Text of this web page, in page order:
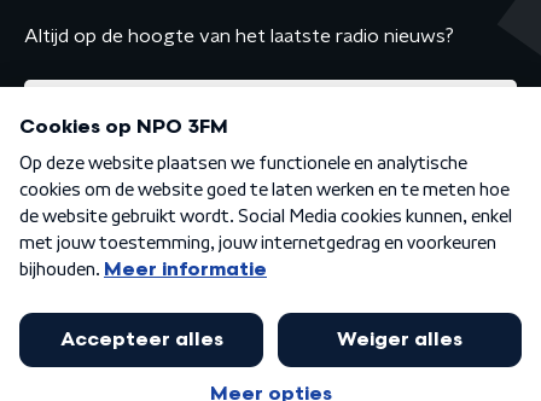
Altijd op de hoogte van het laatste radio nieuws?
Algemene voorwaarden Privacybeleid